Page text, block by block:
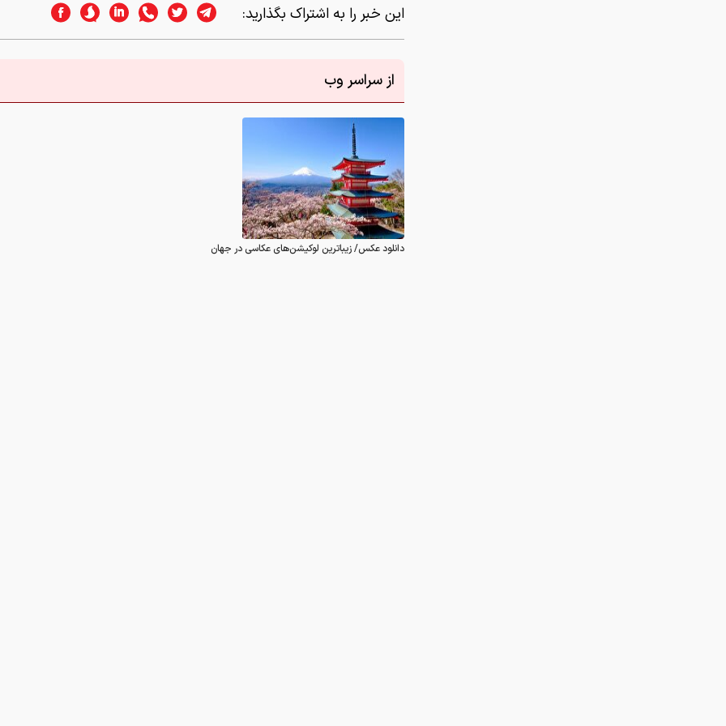
این خبر را به اشتراک بگذارید:
از سراسر وب
دانلود عکس/ زیباترین لوکیشن‌های عکاسی در جهان